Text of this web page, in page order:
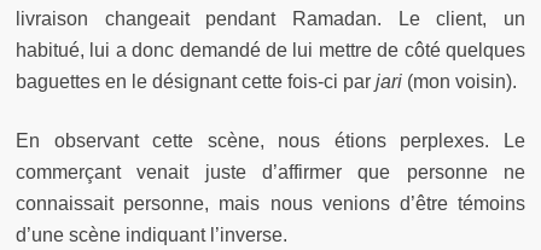
livraison changeait pendant Ramadan. Le client, un
habitué, lui a donc demandé de lui mettre de côté quelques
baguettes en le désignant cette fois-ci par jari (mon voisin).
En observant cette scène, nous étions perplexes. Le
commerçant venait juste d’affirmer que personne ne
connaissait personne, mais nous venions d’être témoins
d’une scène indiquant l’inverse.